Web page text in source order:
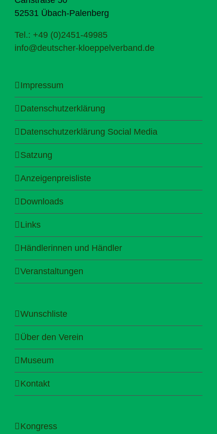
52531 Übach-Palenberg
Tel.: +49 (0)2451-49985
info@deutscher-kloeppelverband.de
Impressum
Datenschutzerklärung
Datenschutzerklärung Social Media
Satzung
Anzeigenpreisliste
Downloads
Links
Händlerinnen und Händler
Veranstaltungen
Wunschliste
Über den Verein
Museum
Kontakt
Kongress